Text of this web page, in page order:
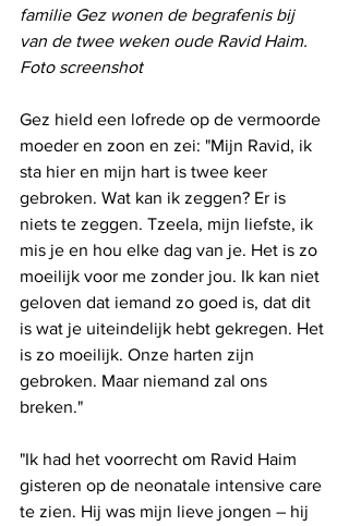
familie Gez wonen de begrafenis bij
van de twee weken oude Ravid Haim.
Foto screenshot
Gez hield een lofrede op de vermoorde
moeder en zoon en zei: "Mijn Ravid, ik
sta hier en mijn hart is twee keer
gebroken. Wat kan ik zeggen? Er is
niets te zeggen. Tzeela, mijn liefste, ik
mis je en hou elke dag van je. Het is zo
moeilijk voor me zonder jou. Ik kan niet
geloven dat iemand zo goed is, dat dit
is wat je uiteindelijk hebt gekregen. Het
is zo moeilijk. Onze harten zijn
gebroken. Maar niemand zal ons
breken."
"Ik had het voorrecht om Ravid Haim
gisteren op de neonatale intensive care
te zien. Hij was mijn lieve jongen – hij